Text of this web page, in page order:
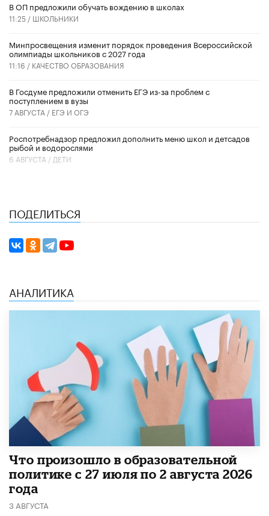
В ОП предложили обучать вождению в школах
11:25 / ШКОЛЬНИКИ
Минпросвещения изменит порядок проведения Всероссийской
олимпиады школьников с 2027 года
11:16 / КАЧЕСТВО ОБРАЗОВАНИЯ
В Госдуме предложили отменить ЕГЭ из-за проблем с
поступлением в вузы
7 АВГУСТА / ЕГЭ И ОГЭ
Роспотребнадзор предложил дополнить меню школ и детсадов
рыбой и водорослями
6 АВГУСТА / ДЕТИ
ПОДЕЛИТЬСЯ
АНАЛИТИКА
​Что произошло в образовательной
политике с 27 июля по 2 августа 2026
года
3 АВГУСТА